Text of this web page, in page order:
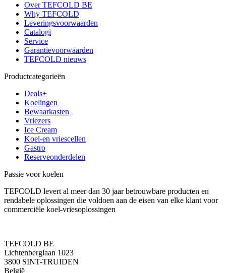
Over TEFCOLD BE
Why TEFCOLD
Leveringsvoorwaarden
Catalogi
Service
Garantievoorwaarden
TEFCOLD nieuws
Productcategorieën
Deals+
Koelingen
Bewaarkasten
Vriezers
Ice Cream
Koel-en vriescellen
Gastro
Reserveonderdelen
Passie voor koelen
TEFCOLD levert al meer dan 30 jaar betrouwbare producten en
rendabele oplossingen die voldoen aan de eisen van elke klant voor
commerciële koel-vriesoplossingen
TEFCOLD BE
Lichtenberglaan 1023
3800 SINT-TRUIDEN
België